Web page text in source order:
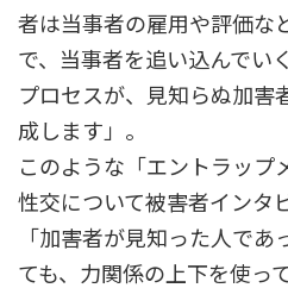
者は当事者の雇用や評価な
で、当事者を追い込んでい
プロセスが、見知らぬ加害
成します」。
このような「エントラップ
性交について被害者インタ
「加害者が見知った人で
ても、力関係の上下を使っ